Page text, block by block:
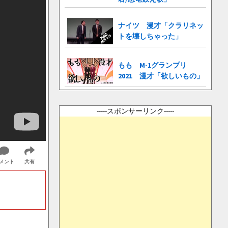
ント 共有
ナイツ 漫才「クラリネッ
トを壊しちゃった」
もも M-1グランプリ
2021 漫才「欲しいもの」
-----スポンサーリンク-----